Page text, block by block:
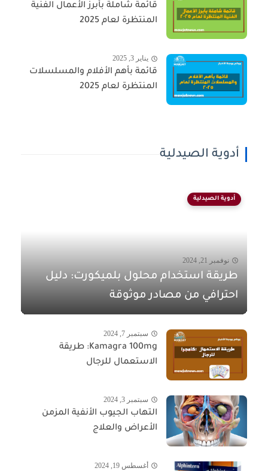
قائمة شاملة بأبرز الأعمال الفنية
المنتظرة لعام 2025
يناير 3, 2025
قائمة بأهم الأفلام والمسلسلات
المنتظرة لعام 2025
أدوية الصيدلية
أدوية الصيدلية
نوفمبر 21, 2024
طريقة استخدام محلول بلميكورت: دليل
احترافي من مصادر موثوقة
سبتمبر 7, 2024
Kamagra 100mg: طريقة
الاستعمال للرجال
سبتمبر 3, 2024
التهاب الجيوب الأنفية المزمن
الأعراض والعلاج
أغسطس 19, 2024